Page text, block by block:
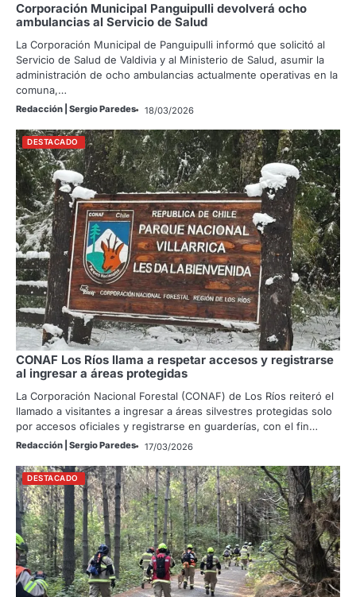
Corporación Municipal Panguipulli devolverá ocho
ambulancias al Servicio de Salud
La Corporación Municipal de Panguipulli informó que solicitó al
Servicio de Salud de Valdivia y al Ministerio de Salud, asumir la
administración de ocho ambulancias actualmente operativas en la
comuna,…
Redacción | Sergio Paredes 18/03/2026
DESTACADO
CONAF Los Ríos llama a respetar accesos y registrarse
al ingresar a áreas protegidas
La Corporación Nacional Forestal (CONAF) de Los Ríos reiteró el
llamado a visitantes a ingresar a áreas silvestres protegidas solo
por accesos oficiales y registrarse en guarderías, con el fin…
Redacción | Sergio Paredes 17/03/2026
DESTACADO